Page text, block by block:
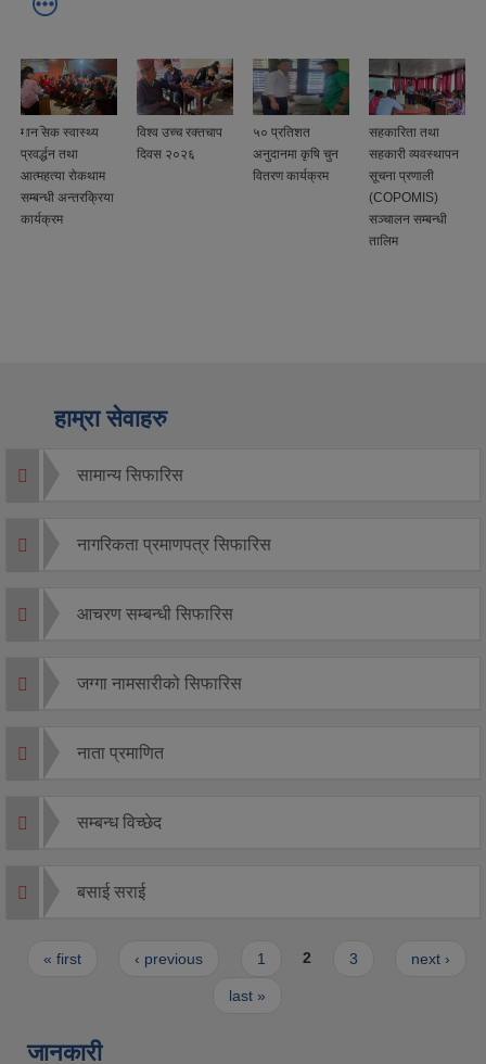
मानसिक स्वास्थ्य
प्रवर्द्धन तथा
आत्महत्या रोकथाम
सम्बन्धी अन्तरक्रिया
कार्यक्रम
विश्व उच्च रक्तचाप
दिवस २०२६
५० प्रतिशत
अनुदानमा कृषि चुन
वितरण कार्यक्रम
सहकारिता तथा
सहकारी व्यवस्थापन
सूचना प्रणाली
(COPOMIS)
सञ्चालन सम्बन्धी
तालिम
हाम्रा सेवाहरु
सामान्य सिफारिस
नागरिकता प्रमाणपत्र सिफारिस
आचरण सम्बन्धी सिफारिस
जग्गा नामसारीको सिफारिस
नाता प्रमाणित
सम्बन्ध विच्छेद
बसाई सराई
Pages
« first ‹ previous 1 2 3 next ›
last »
जानकारी